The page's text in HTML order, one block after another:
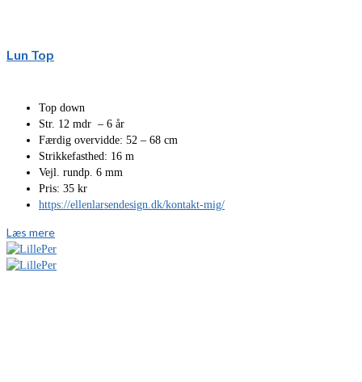
Lun Top
Top down
Str. 12 mdr – 6 år
Færdig overvidde: 52 – 68 cm
Strikkefasthed: 16 m
Vejl. rundp. 6 mm
Pris: 35 kr
https://ellenlarsendesign.dk/kontakt-mig/
Læs mere